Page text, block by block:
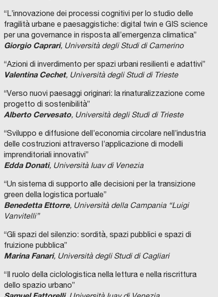
“L’innovazione dei processi cognitivi per lo studio delle
fragilità urbane e paesaggistiche: digital twin e GIS science
per una governance in risposta all’emergenza climatica”
Giorgio Caprari, Università degli Studi di Camerino
“Azioni di inverdimento per spazi urbani resilienti e adattivi”
Valentina Cechet, Università degli Studi di Trieste
“Verso nuovi paesaggi originari: la rinaturalizzazione come
progetto di sostenibilità”
Alberto Cervesato, Università degli Studi di Trieste
“Sviluppo e diffusione dell’economia circolare nell’industria
delle costruzioni attraverso l’applicazione di modelli
imprenditoriali innovativi”
Edda Donati, Università Iuav di Venezia
“Un sistema di supporto alle decisioni per la transizione
green della logistica portuale”
Benedetta Ettorre, Università della Campania “Luigi
Vanvitelli”
“Gli spazi del silenzio: sordità, spazi pubblici e spazi di
fruizione pubblica”
Marina Fanari, Università degli Studi di Cagliari
“Il ruolo della ciclologistica nella lettura e nella riscrittura
dello spazio urbano”